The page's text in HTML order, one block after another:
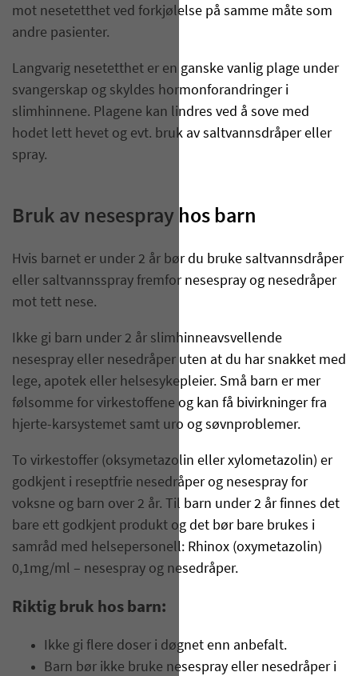
mot nesetetthet ved forkjølelse på samme måte som
andre pasienter.
Langvarig nesetetthet er en ganske vanlig plage under
svangerskap og skyldes hormonforandringer i
slimhinnene. Plagene kan lindres ved å sove med
hodet lett hevet og evt. bruk av saltvannsdråper eller
spray.
Bruk av nesespray hos barn
Hvis barnet er under 2 år bør du bruke saltvannsdråper
eller saltvannsspray fremfor nesespray og nesedråper
mot tett nese.
Ikke gi barn under 2 år slimhinneavsvellende
nesespray eller nesedråper uten at du har snakket med
lege, apotek eller helsesykepleier. Små barn er mer
følsomme for virkestoffene og kan få bivirkninger fra
hjerte-karsystemet samt uro og søvnproblemer.
To virkestoffer (oksymetazolin eller xylometazolin) er
godkjent i reseptfrie nesedråper og nesespray for
voksne og barn over 2 år. Til barn under 2 år finnes det
bare ett godkjent produkt og det bør bare brukes i
samråd med helsepersonell: Rhinox (oxymetazolin)
0,1mg/ml – nesespray og nesedråper.
Riktig bruk hos barn:
Ikke gi flere doser i døgnet enn anbefalt.
Barn bør ikke bruke nesespray eller nesedråper i